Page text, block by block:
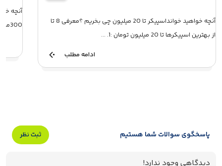
آنچه خواهید خوانداسپیکر تا 20 میلیون چی بخریم ؟معرفی 8 تا
از بهترین اسپیکرها تا 20 میلیون تومان :1. ...
ادامه مطلب
پاسخگوی سوالات شما هستیم ثبت نظر
دیدگاهی وجود ندارد!